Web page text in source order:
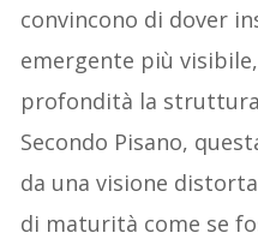
convincono di dover
emergente più
profondità la
Secondo Pisano,
da una visione
di maturità come se